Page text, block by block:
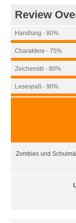
Review
Handlung - 80%
Charaktere - 75%
Zeichenstil - 80%
Lesespaß - 90%
Zombies und